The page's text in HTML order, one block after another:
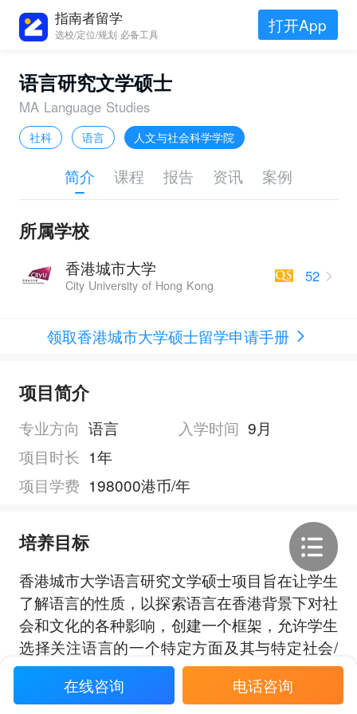
指南者留学
选校/定位/规划 必备工具 打开App
语言研究文学硕士
MA Language Studies
社科 语言 人文与社会科学学院
简介 课程 报告 资讯 案例
所属学校
香港城市大学
City University of Hong Kong
52
领取香港城市大学硕士留学申请手册
项目简介
专业方向 语言 入学时间 9月
项目时长 1年
项目学费 198000港币/年
培养目标
香港城市大学语言研究文学硕士项目旨在让学生
了解语言的性质，以探索语言在香港背景下对社
会和文化的各种影响，创建一个框架，允许学生
选择关注语言的一个特定方面及其与特定社会/
文化过程的互动，无论是语言结构、语言、翻译
和口译还是语言研究的应用，提高学生的智力，
在线咨询 电话咨询